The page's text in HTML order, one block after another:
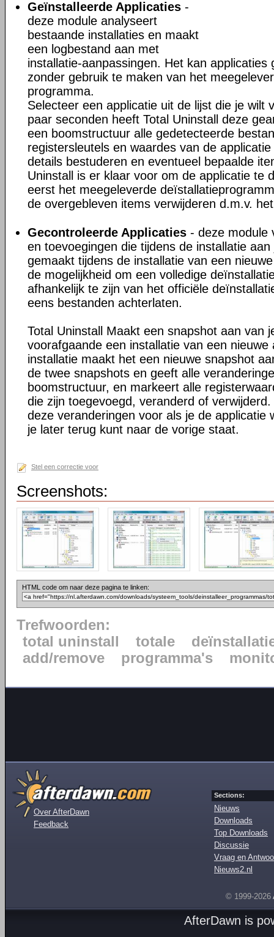
Geïnstalleerde Applicaties -
deze module analyseert
bestaande installaties en maakt
een logbestand aan met
installatie-aanpassingen. Het kan applicaties
zonder gebruik te maken van het
programma.
Selecteer een applicatie uit de lijst die je wilt
paar seconden heeft Total Uninstall deze
een boomstructuur alle gedetecteerde
registersleutels en waardes van de
details bestuderen en eventueel bepaalde
Uninstall is er klaar voor om de applicatie te
eerst het meegeleverde
de overgebleven items verwijderen d.m.v.
Gecontroleerde Applicaties - deze module
en toevoegingen die tijdens de installatie
gemaakt tijdens de installatie van een
de mogelijkheid om een volledige
afhankelijk te zijn van het officiële
eens bestanden achterlaten.
Total Uninstall Maakt een snapshot aan van
voorafgaande een installatie van een nieuwe
installatie maakt het een nieuwe snapshot
de twee snapshots en geeft alle
boomstructuur, en markeert alle
die zijn toegevoegd, veranderd of
deze veranderingen voor als je de applicatie
je later terug kunt naar de vorige staat.
Stel een correctie voor
Screenshots:
HTML code om naar deze pagina te linken:
Trefwoorden:
total uninstall
totale
add/remove
programma's
Over AfterDawn
Feedback
Sections:
Nieuws
Downloads
Top Downloads
Discussie
Vraag en
Nieuws2.nl
© 1999-2026
AfterDawn is